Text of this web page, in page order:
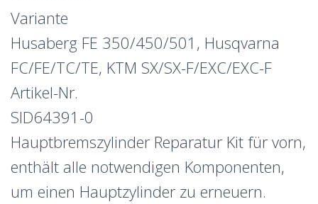
Variante
Husaberg FE 350/450/501, Husqvarna
FC/FE/TC/TE, KTM SX/SX-F/EXC/EXC-F
Artikel-Nr.
SID64391-0
Hauptbremszylinder Reparatur Kit für vorn,
enthält alle notwendigen Komponenten,
um einen Hauptzylinder zu erneuern.